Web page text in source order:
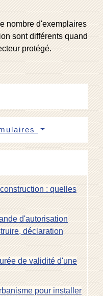
nombre d'exemplaires
sont différents quand
protégé.
: quelles
d'autorisation
déclaration
de validité d'une
pour installer